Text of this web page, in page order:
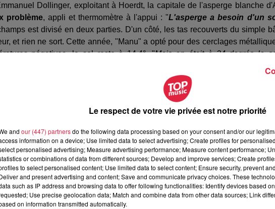
Dollinger, exploitant à Hoerdt, la capitale de l'asperge blanche
problème, appli et thermomètre à l'appui : "L'asperge a besoin d'un
est divisé en deux parties. D'un côté, les tas recouverts du simple
et rien ne sort. Cette année, "Manu" a opté pour des cerclages
négatives, le sol reste à 14,4°. "Mais on était à 24 degrés la
On a déjà du mal à suivre la demande.
le kilo
ont déjà fait le bonheur des gastronomes. Pour l'heure, ça se
La crainte, pour l'agriculteur, c'est de voir le marché se saturer dès le
va avoir une grande quantité à écouler.
un producteur.
Le respect de votre vie privée est notre priorité
and our (447) partnersdo the following data processing based on your consent and/or our
information on a device; Use limited data to select advertising; Create profiles for
personalised advertising; Measure advertising performance; Measure content performance;
or combinations of data from different sources; Develop and improve services; Create
to select personalised content; Use limited data to select content; Ensure security, prevent
and present advertising and content; Save and communicate privacy choices. These
such as IP address and browsing data to offer following functionalities: Identify devices based
Use precise geolocation data; Match and combine data from other data sources; Link
on information transmitted automatically.